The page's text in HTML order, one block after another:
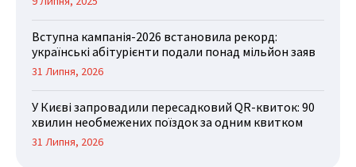
Вступна кампанія-2026 встановила рекорд:
українські абітурієнти подали понад мільйон заяв
31 Липня, 2026
У Києві запровадили пересадковий QR-квиток: 90
хвилин необмежених поїздок за одним квитком
31 Липня, 2026